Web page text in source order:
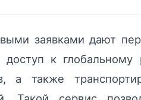
заявками дают
доступ к
а также